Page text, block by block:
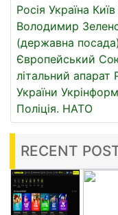
Росія Україна Київ
Володимир
(державна посада)
Європейський
літальний апарат
України Укрінформ
Поліція. НАТО
RECENT